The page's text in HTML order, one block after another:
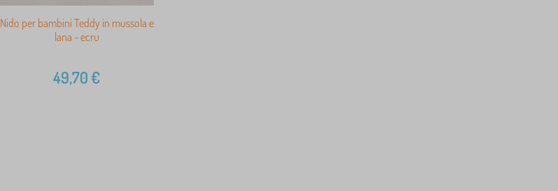
Nido per bambini Teddy in mussola e
lana - ecru
49,70€